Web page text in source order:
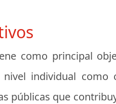
como principal
individual como
públicas que